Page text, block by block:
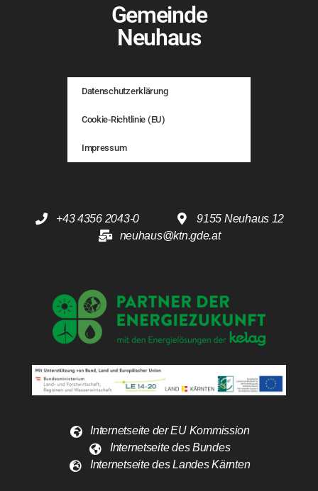
Gemeinde
Neuhaus
Datenschutzerklärung
Cookie-Richtlinie (EU)
Impressum
+43 4356 2043-0
9155 Neuhaus 12
neuhaus@ktn.gde.at
Internetseite der EU Kommission
Internetseite des Bundes
Internetseite des Landes Kärnten